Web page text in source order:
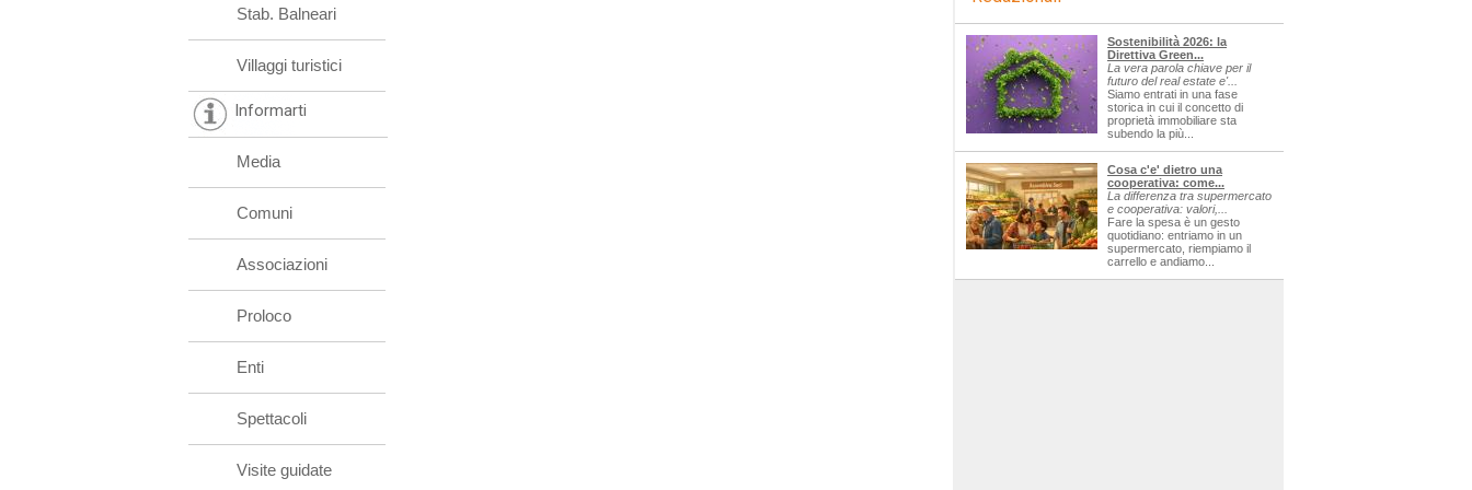
Stab. Balneari
Villaggi turistici
Informarti
Media
Comuni
Associazioni
Proloco
Enti
Spettacoli
Visite guidate
Sostenibilità 2026: la
Direttiva Green...
La vera parola chiave per il
futuro del real estate e'...
Siamo entrati in una fase
storica in cui il concetto di
proprietà immobiliare sta
subendo la più...
Cosa c'e' dietro una
cooperativa: come...
La differenza tra supermercato
e cooperativa: valori,...
Fare la spesa è un gesto
quotidiano: entriamo in un
supermercato, riempiamo il
carrello e andiamo...